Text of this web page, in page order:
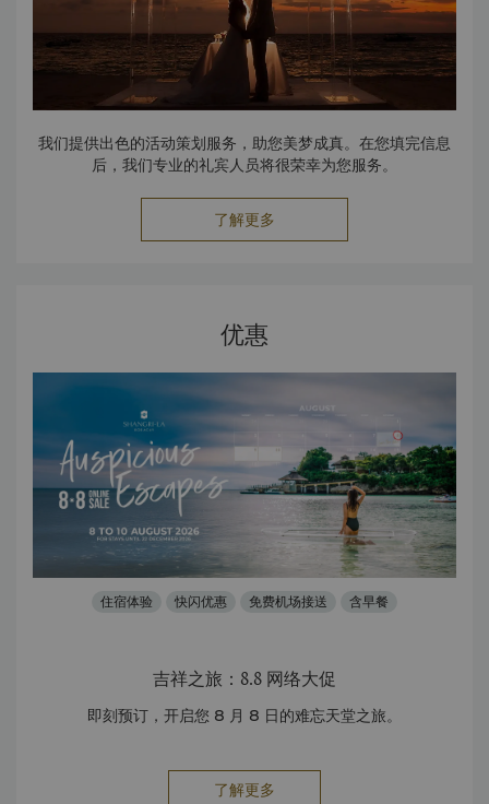
我们提供出色的活动策划服务，助您美梦成真。在您填完信息
后，我们专业的礼宾人员将很荣幸为您服务。
了解更多
优惠
住宿体验 快闪优惠 免费机场接送 含早餐
吉祥之旅：8.8 网络大促
即刻预订，开启您 8 月 8 日的难忘天堂之旅。
了解更多